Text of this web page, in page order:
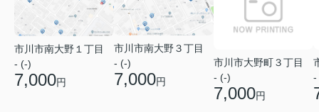
市川市南大野１丁目
- (-)
7,000円
市川市南大野３丁目
- (-)
7,000円
市川市大野町３丁目
- (-)
7,000円
-